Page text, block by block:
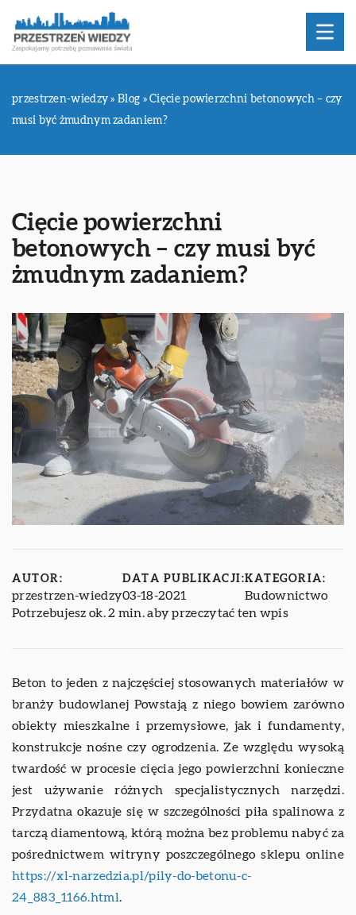
przestrzen-wiedzy »Blog »Cięcie powierzchni betonowych – czy
musi być żmudnym zadaniem?
Cięcie powierzchni
betonowych – czy musi być
żmudnym zadaniem?
AUTOR:
przestrzen-wiedzy
DATA PUBLIKACJI:
03-18-2021
KATEGORIA:
Budownictwo
Potrzebujesz ok. 2 min. aby przeczytać ten wpis
Beton to jeden z najczęściej stosowanych materiałów w
branży budowlanej Powstają z niego bowiem zarówno
obiekty mieszkalne i przemysłowe, jak i fundamenty,
konstrukcje nośne czy ogrodzenia. Ze względu wysoką
twardość w procesie cięcia jego powierzchni konieczne
jest używanie różnych specjalistycznych narzędzi.
Przydatna okazuje się w szczególności piła spalinowa z
tarczą diamentową, którą można bez problemu nabyć za
pośrednictwem witryny poszczególnego sklepu online
https://xl-narzedzia.pl/pily-do-betonu-c-
24_883_1166.html.